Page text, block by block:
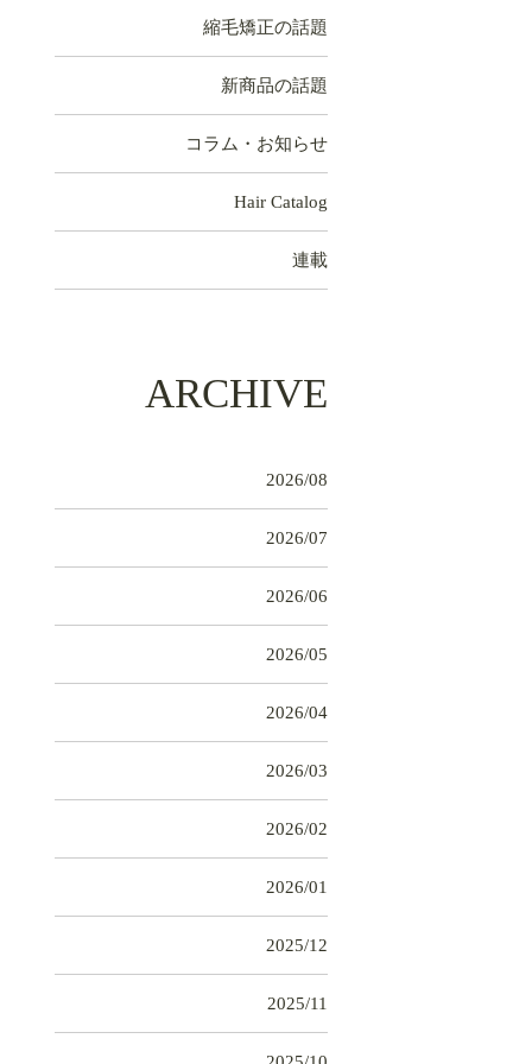
縮毛矯正の話題
新商品の話題
コラム・お知らせ
Hair Catalog
連載
ARCHIVE
2026/08
2026/07
2026/06
2026/05
2026/04
2026/03
2026/02
2026/01
2025/12
2025/11